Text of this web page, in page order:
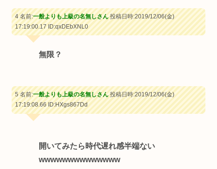
4 名前:一般よりも上級の名無しさん投稿日時:2019/12/06(金)
17:19:00.17ID:qxDEbXNL0
無限？
5 名前:一般よりも上級の名無しさん投稿日時:2019/12/06(金)
17:19:08.66ID:HXgs867Dd
開いてみたら時代遅れ感半端ない
wwwwwwwwwwwwww